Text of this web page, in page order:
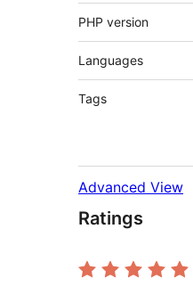
PHP version
Languages
Tags
Advanced View
Ratings